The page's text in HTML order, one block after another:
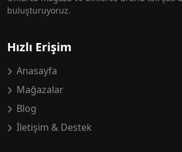
buluşturuyoruz.
Hızlı Erişim
Anasayfa
Mağazalar
Blog
İletişim & Destek